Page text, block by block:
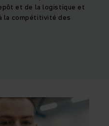
et de la logistique et
la compétitivité des